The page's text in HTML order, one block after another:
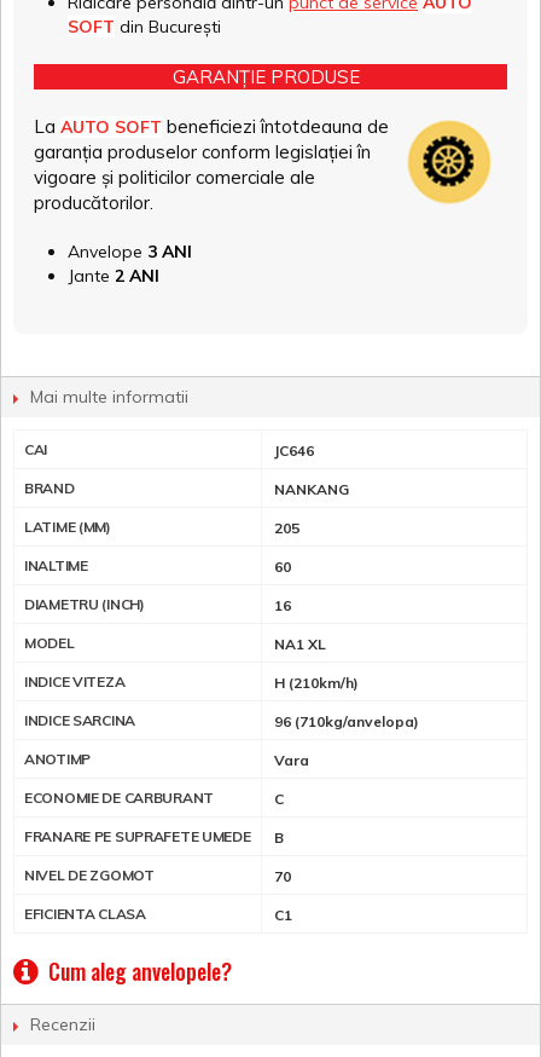
SOFT din București
GARANȚIE PRODUSE
La AUTO SOFT beneficiezi întotdeauna de
garanția produselor conform legislației în
vigoare și politicilor comerciale ale
producătorilor.
Anvelope 3 ANI
Jante 2 ANI
Mai multe informatii
CAI JC646
BRAND NANKANG
LATIME (MM) 205
INALTIME 60
DIAMETRU (INCH) 16
MODEL NA1 XL
INDICE VITEZA H (210km/h)
INDICE SARCINA 96 (710kg/anvelopa)
ANOTIMP Vara
ECONOMIE DE CARBURANT C
FRANARE PE SUPRAFETE UMEDE B
NIVEL DE ZGOMOT 70
EFICIENTA CLASA C1
Cum aleg anvelopele?
Recenzii